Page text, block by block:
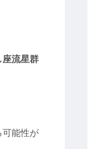
座流星群
可能性が